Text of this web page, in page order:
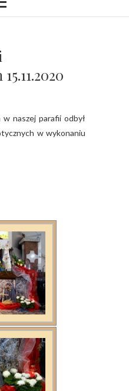
w wykonaniu